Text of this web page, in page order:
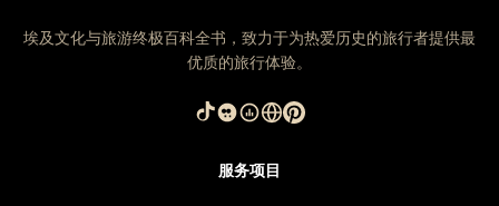
埃及文化与旅游终极百科全书，致力于为热爱历史的旅行者提供最
优质的旅行体验。
服务项目